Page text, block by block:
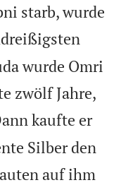
starb, wurde
wurde Omri
zwölf Jahre,
kaufte er
Silber den
auf ihm